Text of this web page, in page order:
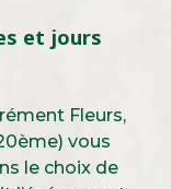
et jours
Fleurs,
vous
le choix de